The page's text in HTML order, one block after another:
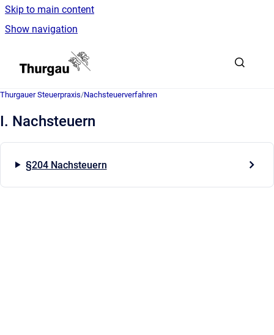
Skip to main content
Show navigation
Thurgauer Steuerpraxis/Nachsteuerverfahren
I. Nachsteuern
§204 Nachsteuern